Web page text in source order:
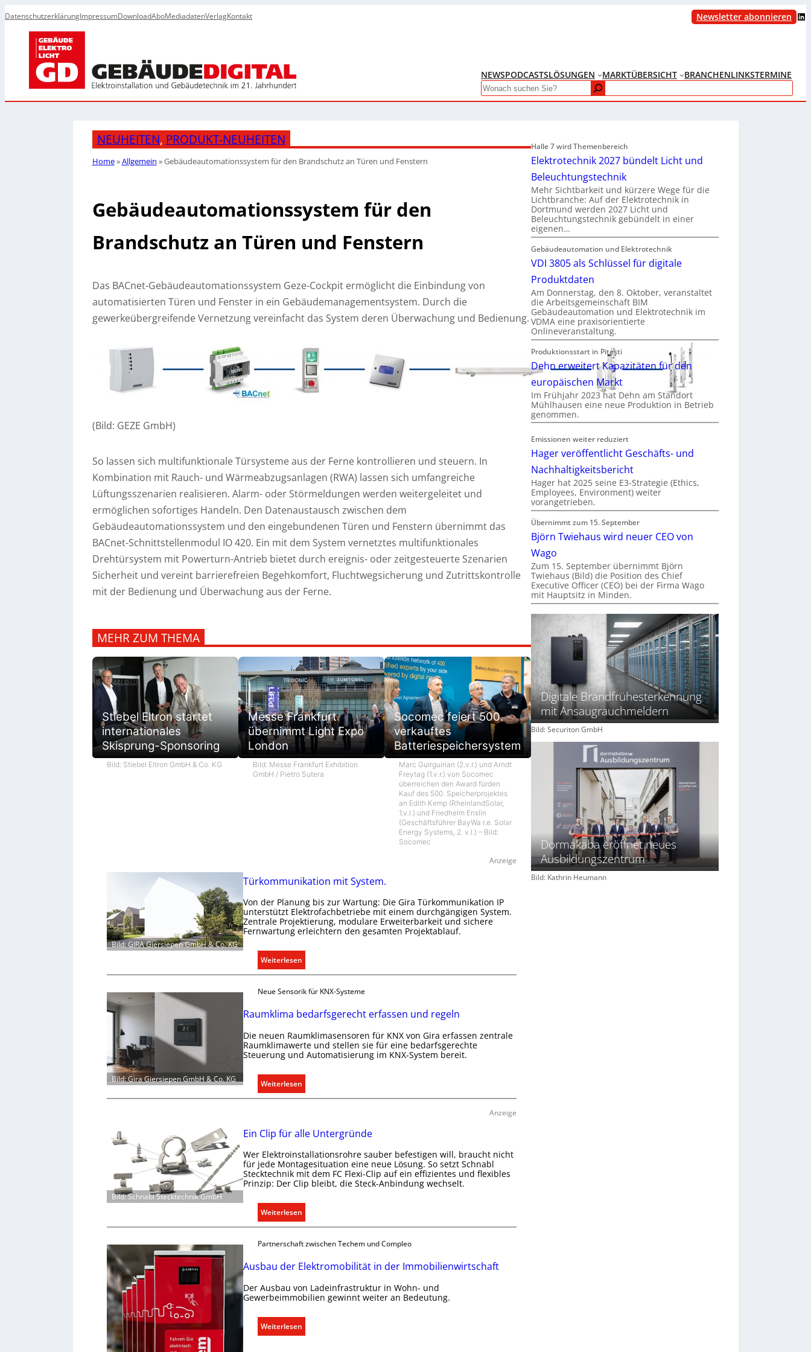
DatenschutzerklärungImpressumDownloadAboMediadatenVerlagKontakt Newsletter abonnieren LinkedIn
NEWSPODCASTSLÖSUNGEN MARKTÜBERSICHT BRANCHENLINKSTERMINE
Search
NEUHEITEN, PRODUKT-NEUHEITEN
Home»Allgemein »Gebäudeautomationssystem für den Brandschutz an Türen und Fenstern
Gebäudeautomationssystem für den
Brandschutz an Türen und Fenstern
Das BACnet-Gebäudeautomationssystem Geze-Cockpit ermöglicht die Einbindung von
automatisierten Türen und Fenster in ein Gebäudemanagementsystem. Durch die
gewerkeübergreifende Vernetzung vereinfacht das System deren Überwachung und Bedienung.
(Bild: GEZE GmbH)
So lassen sich multifunktionale Türsysteme aus der Ferne kontrollieren und steuern. In
Kombination mit Rauch- und Wärmeabzugsanlagen (RWA) lassen sich umfangreiche
Lüftungsszenarien realisieren. Alarm- oder Störmeldungen werden weitergeleitet und
ermöglichen sofortiges Handeln. Den Datenaustausch zwischen dem
Gebäudeautomationssystem und den eingebundenen Türen und Fenstern übernimmt das
BACnet-Schnittstellenmodul IO 420. Ein mit dem System vernetztes multifunktionales
Drehtürsystem mit Powerturn-Antrieb bietet durch ereignis- oder zeitgesteuerte Szenarien
Sicherheit und vereint barrierefreien Begehkomfort, Fluchtwegsicherung und Zutrittskontrolle
mit der Bedienung und Überwachung aus der Ferne.
MEHR ZUM THEMA
Stiebel Eltron startet
internationales
Skisprung-Sponsoring
Bild: Stiebel Eltron GmbH & Co. KG
Messe Frankfurt
übernimmt Light Expo
London
Bild: Messe Frankfurt Exhibition
GmbH / Pietro Sutera
Socomec feiert 500.
verkauftes
Batteriespeichersystem
Marc Guirguirian (2.v.r.) und Arndt
Freytag (1.v.r.) von Socomec
überreichen den Award fürden
Kauf des 500. Speicherprojektes
an Edith Kemp (RheinlandSolar,
1.v.l.) und Friedhelm Enslin
(Geschäftsführer BayWa r.e. Solar
Energy Systems, 2. v.l.) – Bild:
Socomec
Anzeige
Bild: GIRA Giersiepen GmbH & Co. KG
Türkommunikation mit System.
Von der Planung bis zur Wartung: Die Gira Türkommunikation IP
unterstützt Elektrofachbetriebe mit einem durchgängigen System.
Zentrale Projektierung, modulare Erweiterbarkeit und sichere
Fernwartung erleichtern den gesamten Projektablauf.
Weiterlesen:
T
r
k
m
m
u
n
i
k
i
o
n
m
i
S
y
e
.
Bild: Gira Giersiepen GmbH & Co. KG
Neue Sensorik für KNX-Systeme
Raumklima bedarfsgerecht erfassen und regeln
Die neuen Raumklimasensoren für KNX von Gira erfassen zentrale
Raumklimawerte und stellen sie für eine bedarfsgerechte
Steuerung und Automatisierung im KNX-System bereit.
Weiterlesen:
R
m
l
i
m
b
e
a
r
f
s
g
r
e
Anzeige
Bild: Schnabl Stecktechnik GmbH
Ein Clip für alle Untergründe
Wer Elektroinstallationsrohre sauber befestigen will, braucht nicht
für jede Montagesituation eine neue Lösung. So setzt Schnabl
Stecktechnik mit dem FC Flexi-Clip auf ein effizientes und flexibles
Prinzip: Der Clip bleibt, die Steck-Anbindung wechselt.
Weiterlesen:
E
n
C
i
p
ü
r
Partnerschaft zwischen Techem und Compleo
Ausbau der Elektromobilität in der Immobilienwirtschaft
Der Ausbau von Ladeinfrastruktur in Wohn- und
Gewerbeimmobilien gewinnt weiter an Bedeutung.
Weiterlesen:
A
Halle 7 wird Themenbereich
Elektrotechnik 2027 bündelt Licht und
Beleuchtungstechnik
Mehr Sichtbarkeit und kürzere Wege für die
Lichtbranche: Auf der Elektrotechnik in
Dortmund werden 2027 Licht und
Beleuchtungstechnik gebündelt in einer
eigenen…
Gebäudeautomation und Elektrotechnik
VDI 3805 als Schlüssel für digitale
Produktdaten
Am Donnerstag, den 8. Oktober, veranstaltet
die Arbeitsgemeinschaft BIM
Gebäudeautomation und Elektrotechnik im
VDMA eine praxisorientierte
Onlineveranstaltung.
Produktionsstart in Piteşti
Dehn erweitert Kapazitäten für den
europäischen Markt
Im Frühjahr 2023 hat Dehn am Standort
Mühlhausen eine neue Produktion in Betrieb
genommen.
Emissionen weiter reduziert
Hager veröffentlicht Geschäfts- und
Nachhaltigkeitsbericht
Hager hat 2025 seine E3-Strategie (Ethics,
Employees, Environment) weiter
vorangetrieben.
Übernimmt zum 15. September
Björn Twiehaus wird neuer CEO von
Wago
Zum 15. September übernimmt Björn
Twiehaus (Bild) die Position des Chief
Executive Officer (CEO) bei der Firma Wago
mit Hauptsitz in Minden.
Digitale Brandfrühesterkennung
mit Ansaugrauchmeldern
Bild: Securiton GmbH
Dormakaba eröffnet neues
Ausbildungszentrum
Bild: Kathrin Heumann